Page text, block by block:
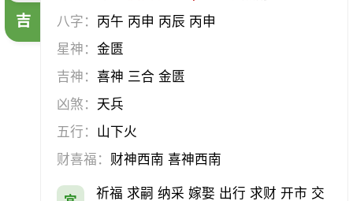
吉
八字： 丙午 丙申 丙辰 丙申
星神：金匮
吉神：喜神 三合 金匮
凶煞： 天兵
五行： 山下火
财喜福： 财神西南 喜神西南
祈福 求嗣 纳采 嫁娶 出行 求财 开市 交